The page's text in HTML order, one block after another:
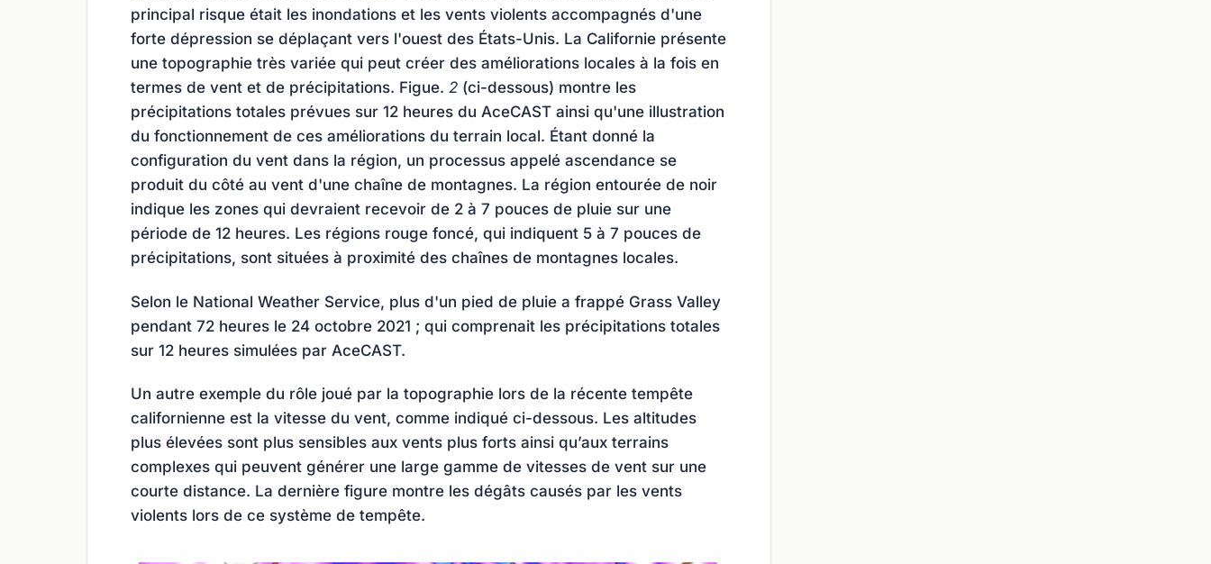
principal risque était les inondations et les vents violents accompagnés d'une
forte dépression se déplaçant vers l'ouest des États-Unis. La Californie présente
une topographie très variée qui peut créer des améliorations locales à la fois en
termes de vent et de précipitations. Figue. 2 (ci-dessous) montre les
précipitations totales prévues sur 12 heures du AceCAST ainsi qu'une illustration
du fonctionnement de ces améliorations du terrain local. Étant donné la
configuration du vent dans la région, un processus appelé ascendance se
produit du côté au vent d'une chaîne de montagnes. La région entourée de noir
indique les zones qui devraient recevoir de 2 à 7 pouces de pluie sur une
période de 12 heures. Les régions rouge foncé, qui indiquent 5 à 7 pouces de
précipitations, sont situées à proximité des chaînes de montagnes locales.
Selon le National Weather Service, plus d'un pied de pluie a frappé Grass Valley
pendant 72 heures le 24 octobre 2021 ; qui comprenait les précipitations totales
sur 12 heures simulées par AceCAST.
Un autre exemple du rôle joué par la topographie lors de la récente tempête
californienne est la vitesse du vent, comme indiqué ci-dessous. Les altitudes
plus élevées sont plus sensibles aux vents plus forts ainsi qu’aux terrains
complexes qui peuvent générer une large gamme de vitesses de vent sur une
courte distance. La dernière figure montre les dégâts causés par les vents
violents lors de ce système de tempête.